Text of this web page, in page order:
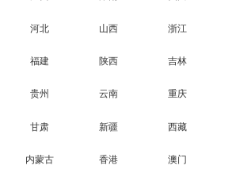
河北 山西 浙江
福建 陕西 吉林
贵州 云南 重庆
甘肃 新疆 西藏
内蒙古 香港 澳门